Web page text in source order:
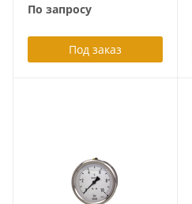
По запросу
Под заказ